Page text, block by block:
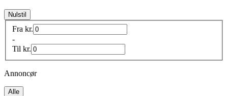
Nulstil
Fra kr.
-
Til kr.
Annoncør
Alle